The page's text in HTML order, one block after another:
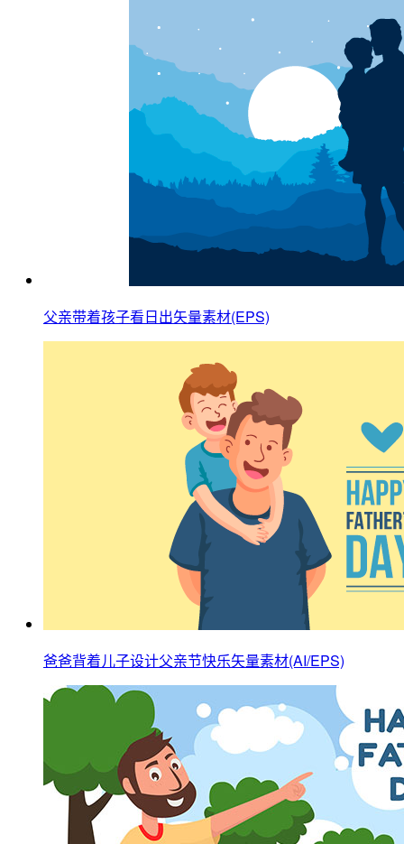
父亲带着孩子看日出矢量素材(EPS)
爸爸背着儿子设计父亲节快乐矢量素材(AI/EPS)